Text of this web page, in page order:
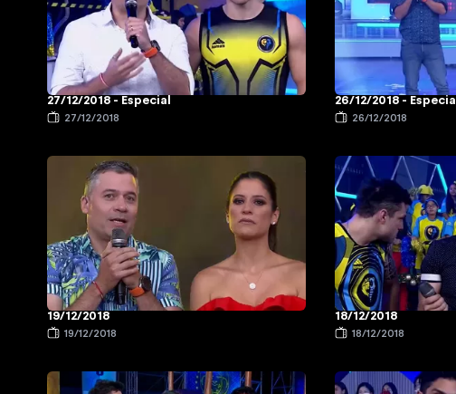
27/12/2018 - Especial
27/12/2018
26/12/2018 - Especial
26/12/2018
19/12/2018
19/12/2018
18/12/2018
18/12/2018